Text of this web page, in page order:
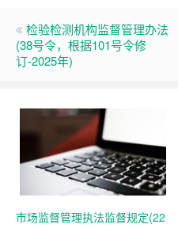
检验检测机构监督管理办法
(38号令，根据101号令修
订-2025年)
市场监督管理执法监督规定(22